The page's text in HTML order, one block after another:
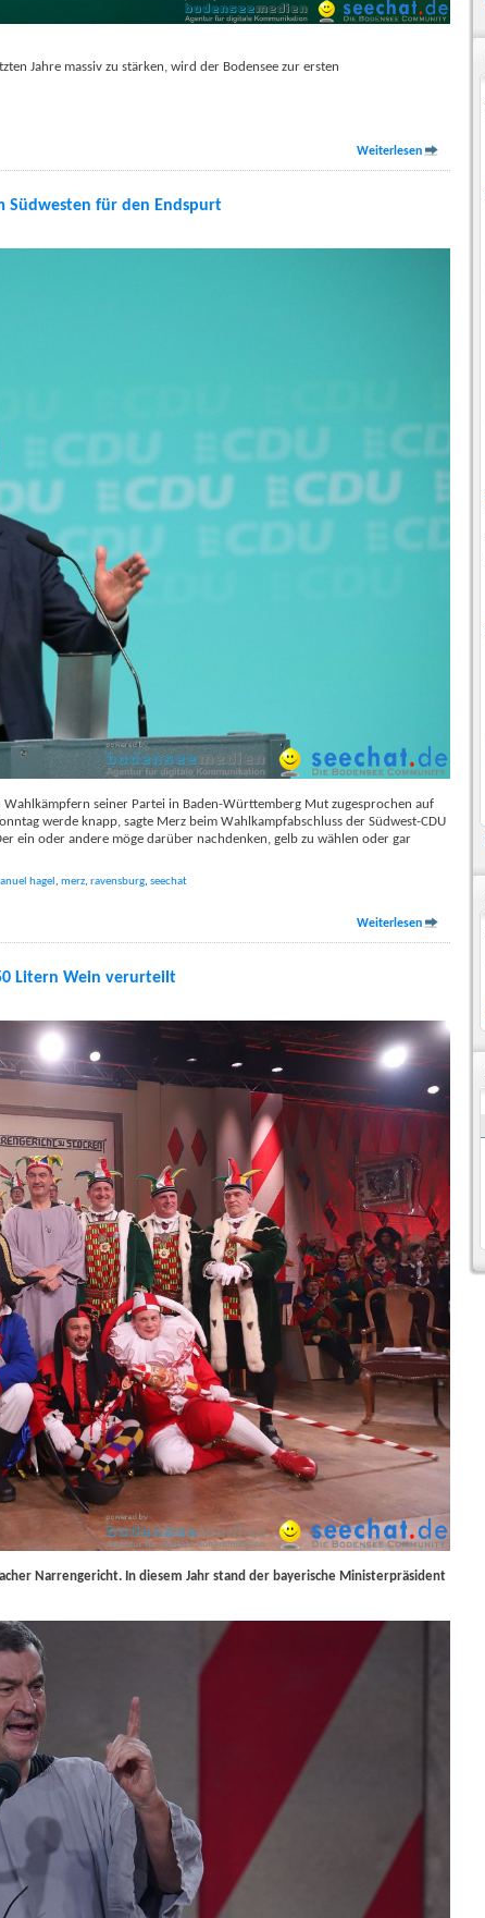
Jahre massiv zu stärken, wird der Bodensee zur ersten
Weiterlesen
Südwesten für den Endspurt
seiner Partei in Baden-Württemberg Mut zugesprochen auf
werde knapp, sagte Merz beim Wahlkampfabschluss der Südwest-CDU
ein oder andere möge darüber nachdenken, gelb zu wählen oder gar
hagel , merz, ravensburg, seechat
Weiterlesen
Litern Wein verurteilt
Narrengericht. In diesem Jahr stand der bayerische Ministerpräsident